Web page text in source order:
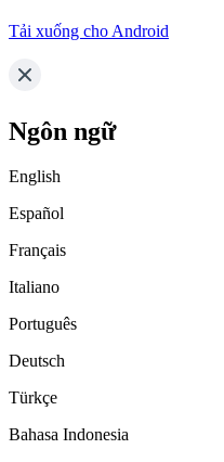
Tải xuống cho Android
Ngôn ngữ
English
Español
Français
Italiano
Português
Deutsch
Türkçe
Bahasa Indonesia